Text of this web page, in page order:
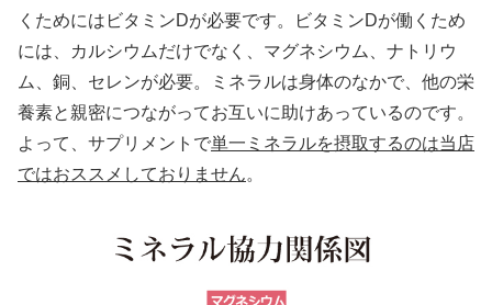
くためにはビタミンDが必要です。ビタミンDが働くため
には、カルシウムだけでなく、マグネシウム、ナトリウ
ム、銅、セレンが必要。ミネラルは身体のなかで、他の栄
養素と親密につながってお互いに助けあっているのです。
よって、サプリメントで単一ミネラルを摂取するのは当店
ではおススメしておりません。